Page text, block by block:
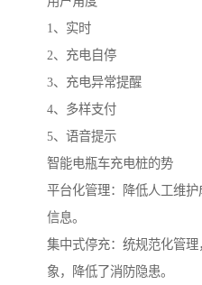
1、实时
2、充电自停
3、充电异常提醒
4、多样支付
5、语音提示
智能电瓶车充电桩的势
平台化管理：降低人工维
信息。
集中式停充：统规范化管
象，降低了消防隐患。